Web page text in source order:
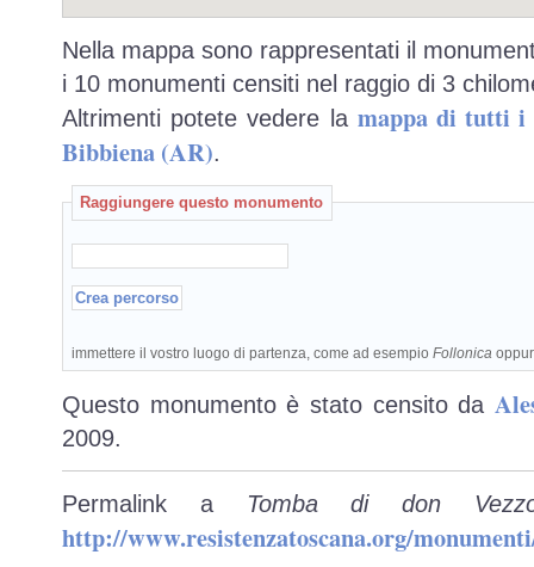
Nella mappa sono rappresentati il
i 10 monumenti censiti nel raggio di 3
Altrimenti potete vedere la mappa di tutti i
Bibbiena (AR).
Raggiungere questo monumento
immettere il vostro luogo di partenza, come ad esempio Follonica
Questo monumento è stato censito da
2009.
Permalink a Tomba di don
http://www.resistenzatoscana.org/